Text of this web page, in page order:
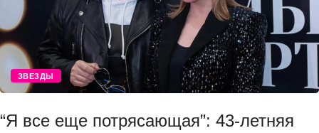
ЗВЕЗДЫ
“Я все еще потрясающая”: 43-летняя